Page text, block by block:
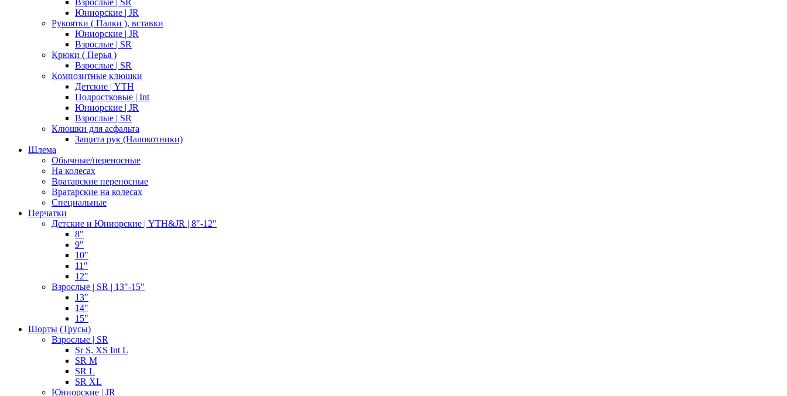
Взрослые | SR
Юниорские | JR
Рукоятки ( Палки ), вставки
Юниорские | JR
Взрослые | SR
Крюки ( Перья )
Взрослые | SR
Композитные клюшки
Детские | YTH
Подростковые | Int
Юниорские | JR
Взрослые | SR
Клюшки для асфальта
Защита рук (Налокотники)
Шлема
Обычные/переносные
На колесах
Вратарские переносные
Вратарские на колесах
Специальные
Перчатки
Детские и Юниорские | YTH&JR | 8"-12"
8"
9"
10"
11"
12"
Взрослые | SR | 13"-15"
13"
14"
15"
Шорты (Трусы)
Взрослые | SR
Sr S, XS Int L
SR M
SR L
SR XL
Юниорские | JR